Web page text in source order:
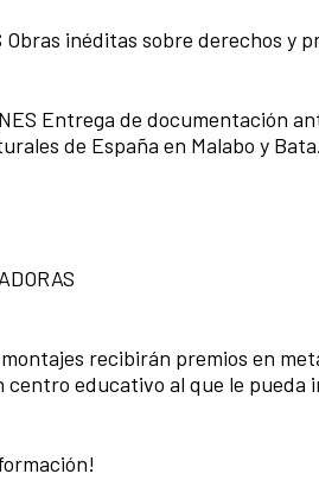
Obras inéditas sobre derechos
Entrega de documentación
de España en Malabo y Bata.
recibirán premios en
centro educativo al que le pueda